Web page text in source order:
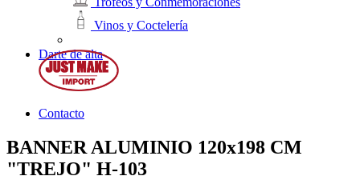
Vinos y Coctelería
Darte de alta
Contacto
BANNER ALUMINIO 120x198 CM
"TREJO" H-103